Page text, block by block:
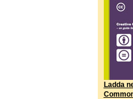
Ladda